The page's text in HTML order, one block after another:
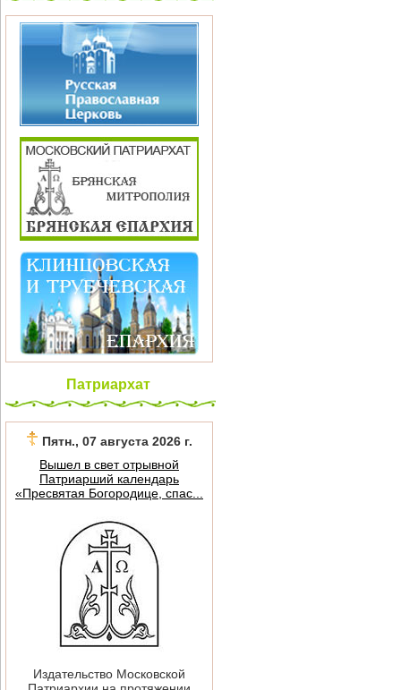
Патриархат
Пятн., 07 августа 2026 г.
Вышел в свет отрывной
Патриарший календарь
«Пресвятая Богородице, спас...
Издательство Московской